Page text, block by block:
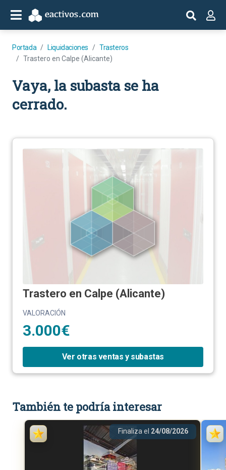
Portada Liquidaciones
Trasteros
Trastero en Calpe (Alicante)
Vaya, la subasta se ha
cerrado.
Trastero en Calpe (Alicante)
VALORACIÓN
3.000€
Ver otras ventas y subastas
También te podría interesar
Finaliza el 24/08/2026